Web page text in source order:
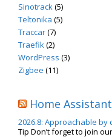
Sinotrack(5)
Teltonika (5)
Traccar(7)
Traefik(2)
WordPress (3)
Zigbee (11)
Home Assistant
2026.8: Approachable by
Tip Don’t forget to join